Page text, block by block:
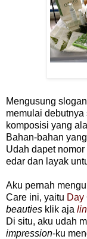
Mengusung slogan
memulai debutnya
komposisi yang
Bahan-bahan
Udah dapet
edar dan layak
Aku pernah
Care ini, yaitu Day
beauties klik aja
Di situ, aku udah
impression-ku